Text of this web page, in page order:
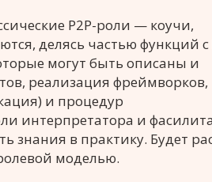
Р2Р-роли — коучи,
делясь частью функций
могут быть описаны и
реализация фреймворков,
и процедур
интерпретатора и
знания в практику. Будет
моделью.